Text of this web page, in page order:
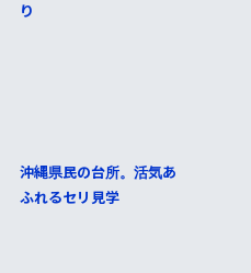
り
沖縄県民の台所。活気あ
ふれるセリ見学